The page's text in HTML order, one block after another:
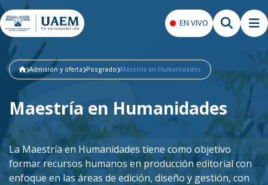
EN VIVO
Admisión y oferta Posgrado Maestría en Humanidades
Maestría en Humanidades
La Maestría en Humanidades tiene como objetivo
formar recursos humanos en producción editorial con
enfoque en las áreas de edición, diseño y gestión, con